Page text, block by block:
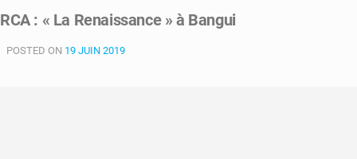
RCA : « La Renaissance » à Bangui
POSTED ON 19 JUIN 2019